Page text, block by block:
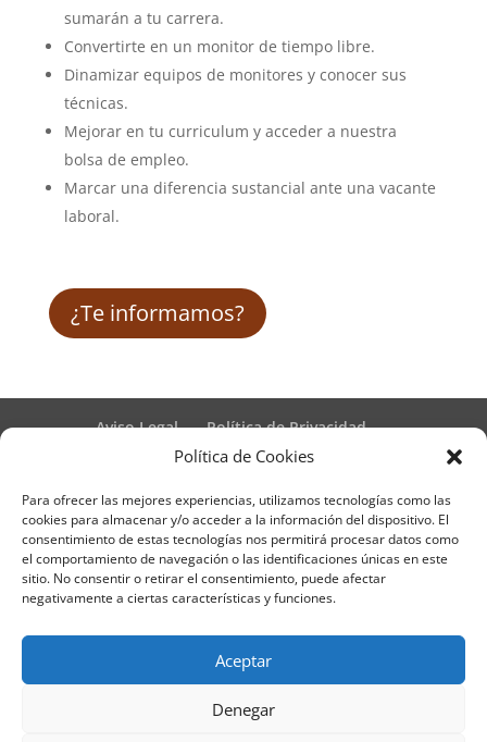
Política de Cookies
Para ofrecer las mejores experiencias, utilizamos tecnologías como las
cookies para almacenar y/o acceder a la información del dispositivo. El
consentimiento de estas tecnologías nos permitirá procesar datos como
el comportamiento de navegación o las identificaciones únicas en este
sitio. No consentir o retirar el consentimiento, puede afectar
negativamente a ciertas características y funciones.
Aceptar
Denegar
sumarán a tu carrera.
Convertirte en un monitor de tiempo libre.
Dinamizar equipos de monitores y conocer sus
técnicas.
Mejorar en tu curriculum y acceder a nuestra
bolsa de empleo.
Marcar una diferencia sustancial ante una vacante
laboral.
¿Te informamos?
Aviso Legal
Política de Privacidad
Términos y condiciones – Contrato de matrícula
Formulario de Datos necesarios para alta
Métodos de pago SEQURA
Métodos de pago
Formulario de Acción Formativa
Formulario de responsabilidad de APPCC
Plantilla formación bonificada
Formulario uso de imagen
Centros colaboradores